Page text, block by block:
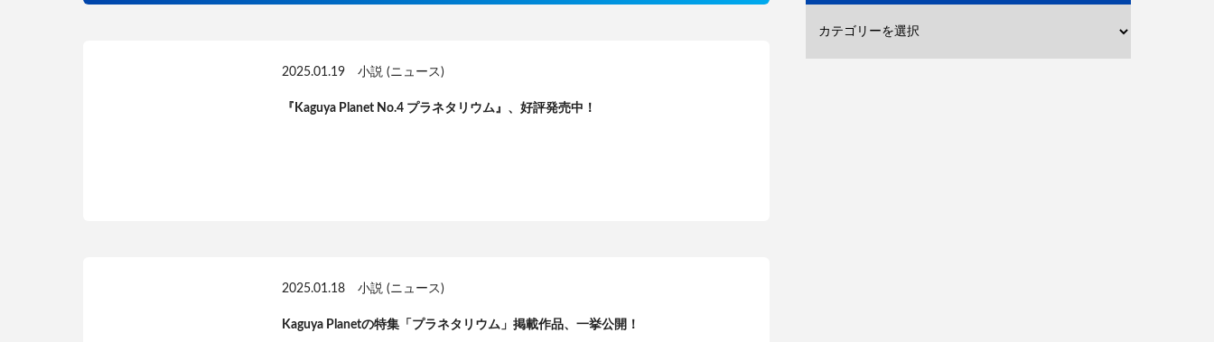
2025.01.19 小説 (ニュース)
『Kaguya Planet No.4 プラネタリウム』、好評発売中！
2025.01.18 小説 (ニュース)
Kaguya Planetの特集「プラネタリウム」掲載作品、一挙公開！